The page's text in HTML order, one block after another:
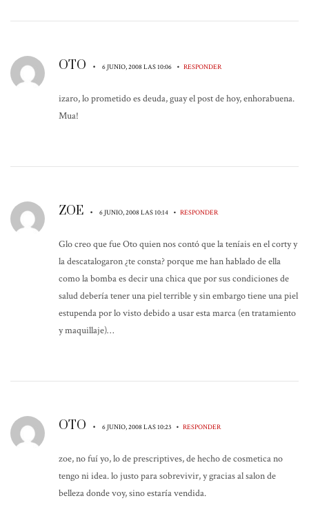
OTO • 6 JUNIO, 2008 LAS 10:06 • RESPONDER
izaro, lo prometido es deuda, guay el post de hoy, enhorabuena.
Mua!
ZOE • 6 JUNIO, 2008 LAS 10:14 • RESPONDER
Glo creo que fue Oto quien nos contó que la teníais en el corty y
la descatalogaron ¿te consta? porque me han hablado de ella
como la bomba es decir una chica que por sus condiciones de
salud debería tener una piel terrible y sin embargo tiene una piel
estupenda por lo visto debido a usar esta marca (en tratamiento
y maquillaje)…
OTO • 6 JUNIO, 2008 LAS 10:23 • RESPONDER
zoe, no fuí yo, lo de prescriptives, de hecho de cosmetica no
tengo ni idea. lo justo para sobrevivir, y gracias al salon de
belleza donde voy, sino estaría vendida.